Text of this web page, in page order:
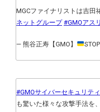
MGCファイナリストは吉田
ネットグループ #GMOアス
— 熊谷正寿【GMO】
#GMOサイバーセキュリテ
も驚いた様々な攻撃手法を